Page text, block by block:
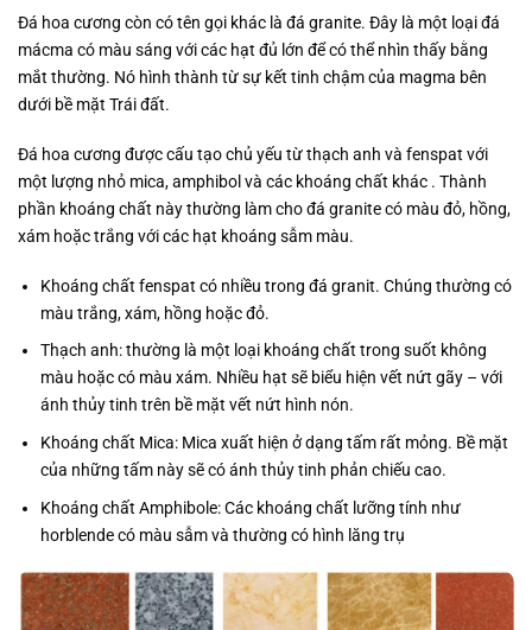
Đá hoa cương còn có tên gọi khác là đá granite. Đây là một loại đá
mácma có màu sáng với các hạt đủ lớn để có thể nhìn thấy bằng
mắt thường. Nó hình thành từ sự kết tinh chậm của magma bên
dưới bề mặt Trái đất.
Đá hoa cương được cấu tạo chủ yếu từ thạch anh và fenspat với
một lượng nhỏ mica, amphibol và các khoáng chất khác . Thành
phần khoáng chất này thường làm cho đá granite có màu đỏ, hồng,
xám hoặc trắng với các hạt khoáng sẫm màu.
Khoáng chất fenspat có nhiều trong đá granit. Chúng thường có
màu trắng, xám, hồng hoặc đỏ.
Thạch anh: thường là một loại khoáng chất trong suốt không
màu hoặc có màu xám. Nhiều hạt sẽ biểu hiện vết nứt gãy – với
ánh thủy tinh trên bề mặt vết nứt hình nón.
Khoáng chất Mica: Mica xuất hiện ở dạng tấm rất mỏng. Bề mặt
của những tấm này sẽ có ánh thủy tinh phản chiếu cao.
Khoáng chất Amphibole: Các khoáng chất lưỡng tính như
horblende có màu sẫm và thường có hình lăng trụ